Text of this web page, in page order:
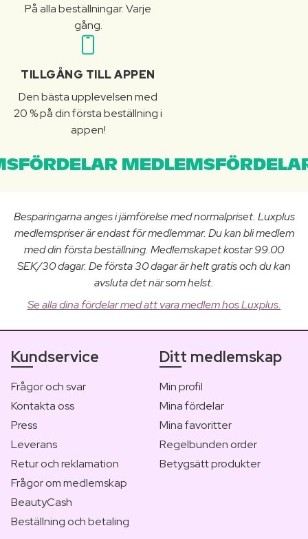
På alla beställningar. Varje
gång.
TILLGÅNG TILL APPEN
Den bästa upplevelsen med
20 % på din första beställning i
appen!
Besparingarna anges i jämförelse med normalpriset. Luxplus
medlemspriser är endast för medlemmar. Du kan bli medlem
med din första beställning. Medlemskapet kostar 99.00
SEK/30 dagar. De första 30 dagar är helt gratis och du kan
avsluta det när som helst.
Se alla dina fördelar med att vara medlem hos Luxplus.
Kundservice
Frågor och svar
Kontakta oss
Press
Leverans
Retur och reklamation
Frågor om medlemskap
BeautyCash
Beställning och betaling
Ditt medlemskap
Min profil
Mina fördelar
Mina favoritter
Regelbunden order
Betygsätt produkter